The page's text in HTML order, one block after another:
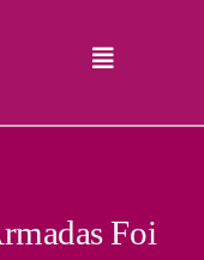
Toggle
Foi